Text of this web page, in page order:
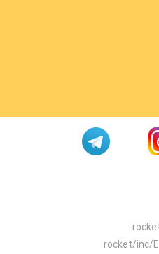
rocket/inc/